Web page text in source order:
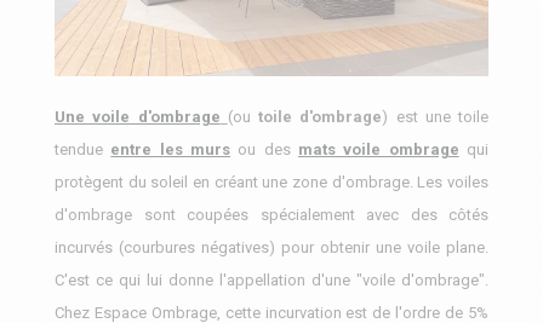
Une voile d'ombrage (ou toile d'ombrage) est une toile
tendue entre les murs ou des mats voile ombrage qui
protègent du soleil en créant une zone d'ombrage. Les voiles
d'ombrage sont coupées spécialement avec des côtés
incurvés (courbures négatives) pour obtenir une voile plane.
C'est ce qui lui donne l'appellation d'une "voile d'ombrage".
Chez Espace Ombrage, cette incurvation est de l'ordre de 5%